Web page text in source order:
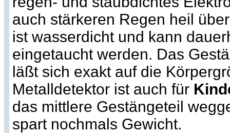
auch stärkeren Regen heil
ist wasserdicht und kann
eingetaucht werden. Das
läßt sich exakt auf die
Metalldetektor ist auch für
das mittlere Gestängeteil
spart nochmals Gewicht.